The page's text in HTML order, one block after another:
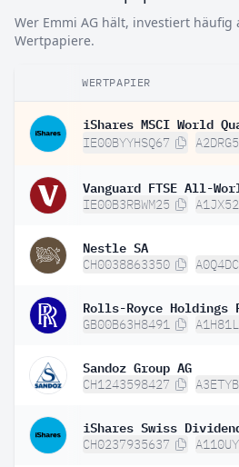
Wer Emmi AG hält, investiert häufig
Wertpapiere.
WERTPAPIER
IE00BYYHSQ67 A2DRG5
Vanguard FTSE All-
IE00B3RBWM25 A1JX52
Nestle SA
CH0038863350 A0Q4DC
Rolls-Royce Holdings
GB00B63H8491 A1H81L
Sandoz Group AG
CH1243598427 A3ETYB
iShares Swiss
CH0237935637 A110UY